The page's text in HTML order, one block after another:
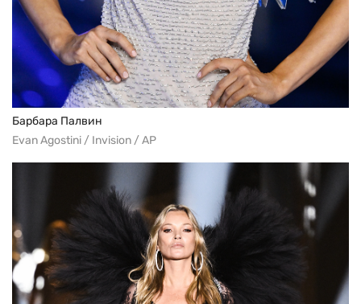
Барбара Палвин
Evan Agostini / Invision / AP